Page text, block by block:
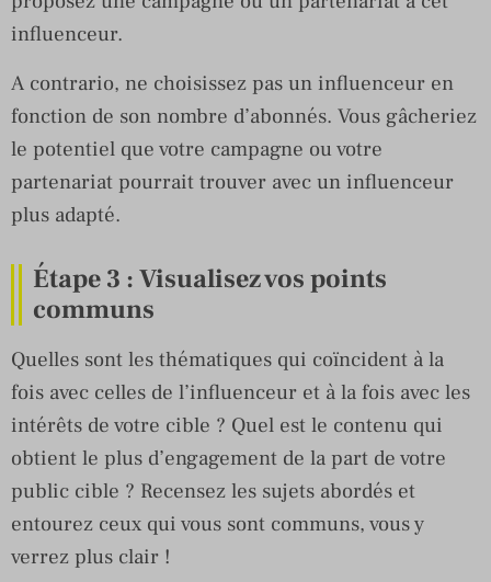
influenceur.
A contrario, ne choisissez pas un influenceur en
fonction de son nombre d’abonnés. Vous gâcheriez
le potentiel que votre campagne ou votre
partenariat pourrait trouver avec un influenceur
plus adapté.
Étape 3 : Visualisez vos points
communs
Quelles sont les thématiques qui coïncident à la
fois avec celles de l’influenceur et à la fois avec les
intérêts de votre cible ? Quel est le contenu qui
obtient le plus d’engagement de la part de votre
public cible ? Recensez les sujets abordés et
entourez ceux qui vous sont communs, vous y
verrez plus clair !